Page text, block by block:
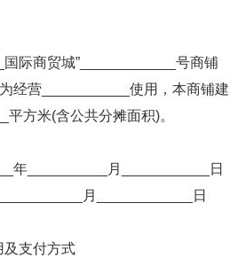
国际商贸城”____________号商铺
经营___________使用，本商铺建
方米(含公共分摊面积)。
年__________月___________日
月____________日
及支付方式